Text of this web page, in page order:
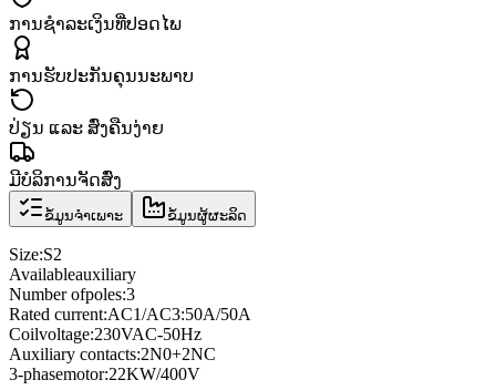
ການຊຳລະເງິນທີ່ປອດໄພ
ການຮັບປະກັນຄຸນນະພາບ
ປ່ຽນ ແລະ ສົ່ງຄືນງ່າຍ
ມີບໍລິການຈັດສົ່ງ
ຂໍ້ມູນຈຳເພາະ ຂໍ້ມູນຜູ້ຜະລິດ
Size:S2
Availableauxiliary
Number ofpoles:3
Rated current:AC1/AC3:50A/50A
Coilvoltage:230VAC-50Hz
Auxiliary contacts:2N0+2NC
3-phasemotor:22KW/400V